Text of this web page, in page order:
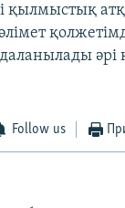
қылмыстық
әрі
Follow us